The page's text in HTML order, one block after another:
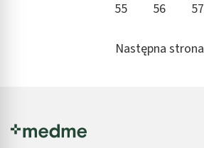
55 56 57
Następna strona